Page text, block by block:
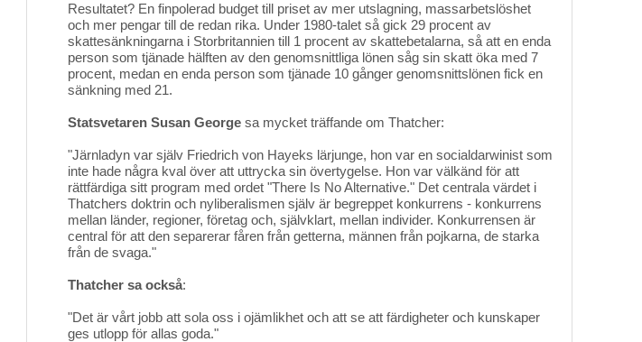
Resultatet? En finpolerad budget till priset av mer utslagning, massarbetslöshet
och mer pengar till de redan rika. Under 1980-talet så gick 29 procent av
skattesänkningarna i Storbritannien till 1 procent av skattebetalarna, så att en enda
person som tjänade hälften av den genomsnittliga lönen såg sin skatt öka med 7
procent, medan en enda person som tjänade 10 gånger genomsnittslönen fick en
sänkning med 21.
Statsvetaren Susan George sa mycket träffande om Thatcher:
"Järnladyn var själv Friedrich von Hayeks lärjunge, hon var en socialdarwinist som
inte hade några kval över att uttrycka sin övertygelse. Hon var välkänd för att
rättfärdiga sitt program med ordet "There Is No Alternative." Det centrala värdet i
Thatchers doktrin och nyliberalismen själv är begreppet konkurrens - konkurrens
mellan länder, regioner, företag och, självklart, mellan individer. Konkurrensen är
central för att den separerar fåren från getterna, männen från pojkarna, de starka
från de svaga."
Thatcher sa också:
"Det är vårt jobb att sola oss i ojämlikhet och att se att färdigheter och kunskaper
ges utlopp för allas goda."